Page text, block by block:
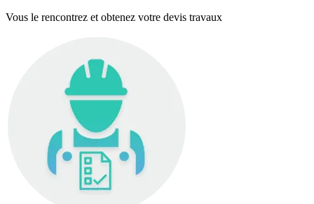
Vous le rencontrez et obtenez votre devis travaux